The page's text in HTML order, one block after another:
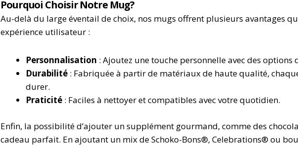
Pourquoi Choisir Notre Mug?
Au-delà du large éventail de choix, nos mugs offrent plusieurs avantages
expérience utilisateur :
Personnalisation : Ajoutez une touche personnelle avec des options
Durabilité : Fabriquée à partir de matériaux de haute qualité,
durer.
Praticité : Faciles à nettoyer et compatibles avec votre quotidien.
Enfin, la possibilité d’ajouter un supplément gourmand, comme des
cadeau parfait. En ajoutant un mix de Schoko-Bons®, Celebrations® ou